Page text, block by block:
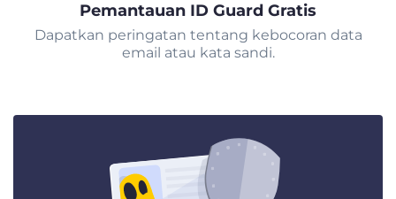
Pemantauan ID Guard Gratis
Dapatkan peringatan tentang kebocoran data
email atau kata sandi.